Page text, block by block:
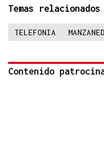
Temas relacionados
TELEFONIA
Contenido